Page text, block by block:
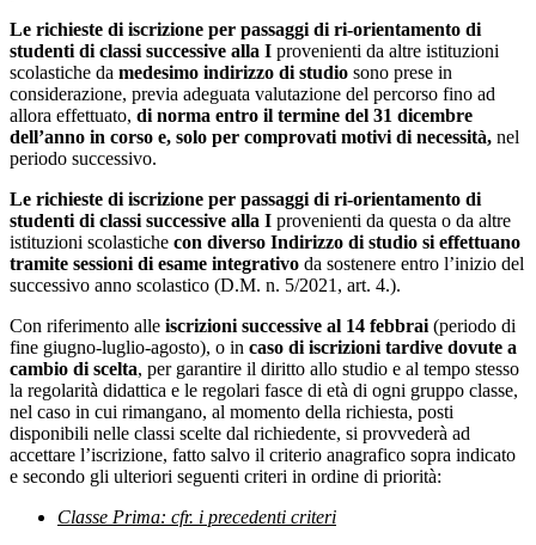
Le richieste di iscrizione per passaggi di ri-orientamento di
studenti di classi successive alla I provenienti da altre istituzioni
scolastiche da medesimo indirizzo di studio sono prese in
considerazione, previa adeguata valutazione del percorso fino ad
allora effettuato, di norma entro il termine del 31 dicembre
dell’anno in corso e, solo per comprovati motivi di necessità, nel
periodo successivo.
Le richieste di iscrizione per passaggi di ri-orientamento di
studenti di classi successive alla I provenienti da questa o da altre
istituzioni scolastiche con diverso Indirizzo di studio si effettuano
tramite sessioni di esame integrativo da sostenere entro l’inizio del
successivo anno scolastico (D.M. n. 5/2021, art. 4.).
Con riferimento alle iscrizioni successive al 14 febbrai (periodo di
fine giugno-luglio-agosto), o in caso di iscrizioni tardive dovute a
cambio di scelta, per garantire il diritto allo studio e al tempo stesso
la regolarità didattica e le regolari fasce di età di ogni gruppo classe,
nel caso in cui rimangano, al momento della richiesta, posti
disponibili nelle classi scelte dal richiedente, si provvederà ad
accettare l’iscrizione, fatto salvo il criterio anagrafico sopra indicato
e secondo gli ulteriori seguenti criteri in ordine di priorità:
Classe Prima: cfr. i precedenti criteri